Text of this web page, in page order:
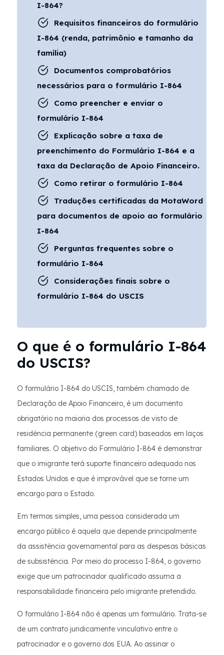
I-864?
Requisitos financeiros do formulário
I-864 (renda, patrimônio e tamanho da
família)
Documentos comprobatórios
necessários para o formulário I-864
Como preencher e enviar o
formulário I-864
Explicação sobre a taxa de
preenchimento do Formulário I-864 e a
taxa da Declaração de Apoio Financeiro.
Como retirar o formulário I-864
Traduções certificadas da MotaWord
para documentos de apoio ao formulário
I-864
Perguntas frequentes sobre o
formulário I-864
Considerações finais sobre o
formulário I-864 do USCIS
O que é o formulário I-864
do USCIS?
O formulário I-864 do USCIS, também chamado de
Declaração de Apoio Financeiro, é um documento
obrigatório na maioria dos processos de visto de
residência permanente (green card) baseados em laços
familiares. O objetivo do Formulário I-864 é demonstrar
que o imigrante terá suporte financeiro adequado nos
Estados Unidos e que é improvável que se torne um
encargo para o Estado.
Em termos simples, uma pessoa considerada um
encargo público é aquela que depende principalmente
da assistência governamental para as despesas básicas
de subsistência. Por meio do processo I-864, o governo
exige que um patrocinador qualificado assuma a
responsabilidade financeira pelo imigrante pretendido.
O formulário I-864 não é apenas um formulário. Trata-se
de um contrato juridicamente vinculativo entre o
patrocinador e o governo dos EUA. Ao assinar o